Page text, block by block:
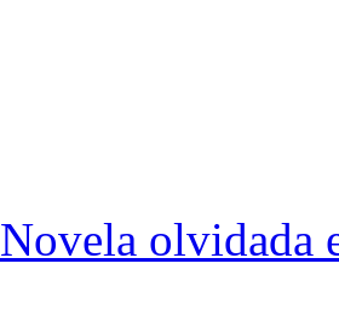
Novela olvidada